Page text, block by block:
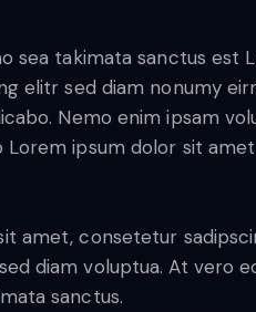
sea takimata sanctus est
elitr sed diam nonumy
Nemo enim ipsam
Lorem ipsum dolor sit
amet, consetetur
diam voluptua. At vero
sanctus.